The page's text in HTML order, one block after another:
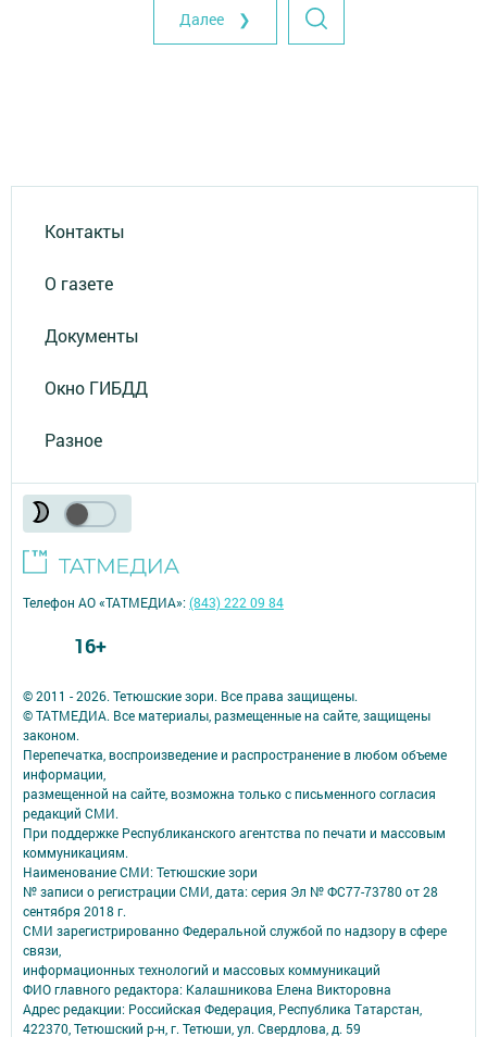
Далее ❯
Контакты
О газете
Документы
Окно ГИБДД
Разное
© 2011 - 2026. Тетюшские зори. Все права защищены.
© ТАТМЕДИА. Все материалы, размещенные на сайте, защищены
законом.
Перепечатка, воспроизведение и распространение в любом объеме
информации,
размещенной на сайте, возможна только с письменного согласия
редакций СМИ.
При поддержке Республиканского агентства по печати и массовым
коммуникациям.
Наименование СМИ: Тетюшские зори
№ записи о регистрации СМИ, дата: серия Эл № ФС77-73780 от 28
сентября 2018 г.
СМИ зарегистрированно Федеральной службой по надзору в сфере
связи,
информационных технологий и массовых коммуникаций
ФИО главного редактора: Калашникова Елена Викторовна
Адрес редакции: Российская Федерация, Республика Татарстан,
422370, Тетюшский р-н, г. Тетюши, ул. Свердлова, д. 59
Телефон АО «ТАТМЕДИА»:(843) 222 09 84
16+